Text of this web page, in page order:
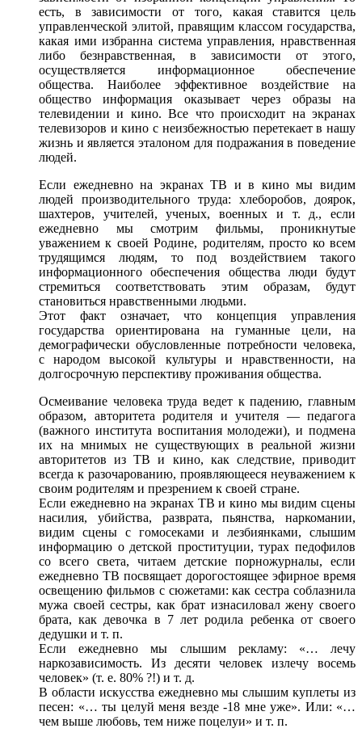
есть,
в зависимости от того, какая ставится цель
управленческой элитой, правящим классом государства,
какая ими избранна система управления, нравственная
либо безнравственная, в зависимости
от этого,
осуществляется информационное обеспечение
общества. Наиболее эффективное воздействие на
общество информация оказывает через образы на
телевидении и кино. Все что происходит на экранах
телевизоров и кино с неизбежностьюперетекаетв нашу
жизнь и является эталоном для подражания в поведение
людей.
Если ежедневнона экранахТВ и в киномы видим
людей производительного труда: хлеборобов, доярок,
шахтеров, учителей, ученых, военных и т. д., если
ежедневно мы смотрим фильмы, проникнутые
уважениемк своей Родине, родителям, просто ко всем
трудящимся людям, то под воздействием такого
информационного обеспечения общества люди будут
стремиться соответствовать этим образам, будут
становиться нравственными людьми.
Этот факт означает,что концепция управления
государства ориентирована на гуманные цели, на
демографически обусловленные потребности человека,
с народом высокой культуры и нравственности,
на
долгосрочную перспективу проживания общества.
Осмеивание человека труда ведет к падению, главным
образом, авторитета родителя и учителя —педагога
(важного института воспитания молодежи),и подмена
их на мнимых не существующих в реальной жизни
авторитетовиз ТВ и кино, как следствие, приводит
всегда к разочарованию, проявляющееся неуважением к
своим родителям и презрением к своей стране.
Если ежедневнона экранах ТВи кино мы видим сцены
насилия, убийства, разврата, пьянства, наркомании,
видим сцены с гомосеками и лезбиянками, слышим
информацию о детской проституции, турах педофилов
со всего света, читаем детские порножурналы, если
ежедневно ТВ посвящает дорогостоящее эфирное время
освещению фильмов с сюжетами: как сестра соблазнила
мужа своей сестры, как брат изнасиловал жену своего
брата, как девочка в 7 лет родила ребенка от своего
дедушки и т. п.
Если ежедневно мы слышим рекламу: «… лечу
наркозависимость. Из десяти человек излечу восемь
человек» (т. е. 80% ?!) и т. д.
В области искусства ежедневно мы слышим куплетыиз
песен: «… ты целуй меня везде -18 мне уже». Или: «…
чем выше любовь, тем ниже поцелуи» и т. п.